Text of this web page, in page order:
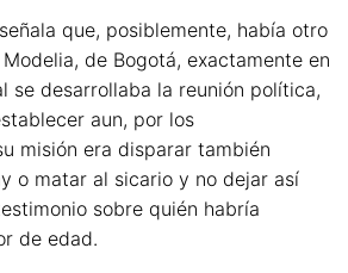
que, posiblemente, había otro
de Bogotá, exactamente en
se desarrollaba la reunión política,
aun, por los
misión era disparar también
o matar al sicario y no dejar así
sobre quién habría
de edad.